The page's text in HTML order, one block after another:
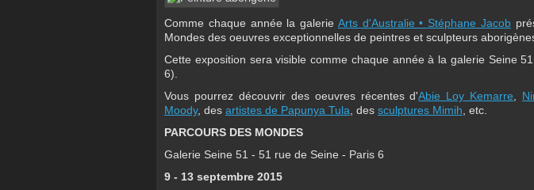
Comme chaque année la galerie Arts d'Australie • Stéphane Jacob
Mondes des oeuvres exceptionnelles de peintres et sculpteurs
Cette exposition sera visible comme chaque année à la galerie Seine
6).
Vous pourrez découvrir des oeuvres récentes d'Abie Loy Kemarre
Moody, des artistes de Papunya Tula , des sculptures Mimih , etc.
PARCOURS DES MONDES
Galerie Seine 51 - 51 rue de Seine - Paris 6
9 - 13 septembre 2015